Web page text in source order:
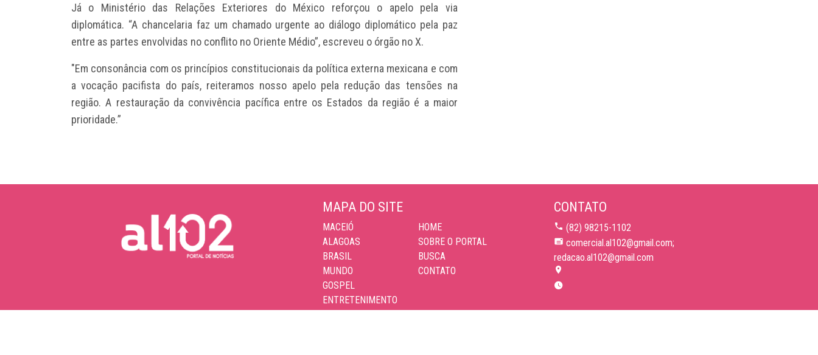
Já o Ministério das Relações Exteriores do México reforçou o apelo pela via
diplomática. “A chancelaria faz um chamado urgente ao diálogo diplomático pela paz
entre as partes envolvidas no conflito no Oriente Médio”, escreveu o órgão no X.
"Em consonância com os princípios constitucionais da política externa mexicana e com
a vocação pacifista do país, reiteramos nosso apelo pela redução das tensões na
região. A restauração da convivência pacífica entre os Estados da região é a maior
prioridade.”
MAPA DO SITE
MACEIÓ
ALAGOAS
BRASIL
MUNDO
GOSPEL
ENTRETENIMENTO
HOME
SOBRE O PORTAL
BUSCA
CONTATO
CONTATO
(82) 98215-1102
comercial.al102@gmail.com;
redacao.al102@gmail.com